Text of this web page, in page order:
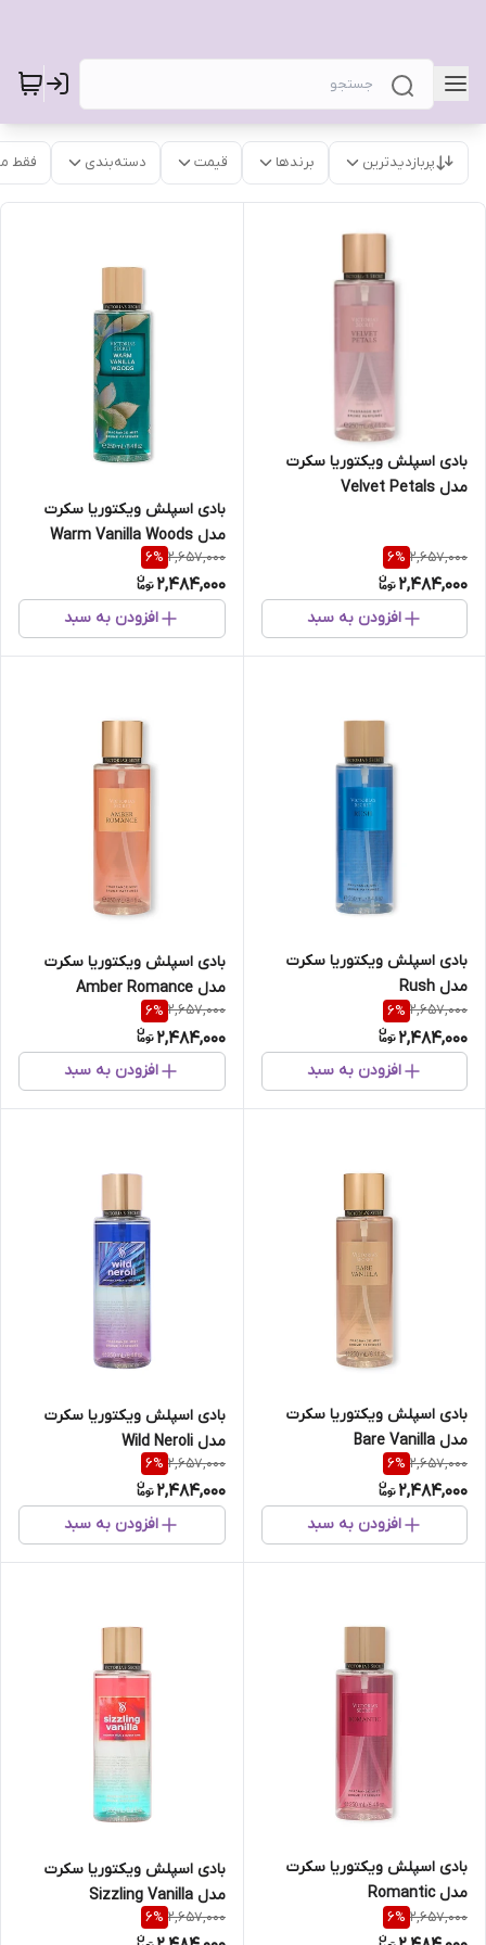
پربازدیدترین برندها قیمت دسته‌بندی فقط
بادی اسپلش ویکتوریا سکرت
مدل Velvet Petals
2,657,000
6%
2,484,000
افزودن به سبد
بادی اسپلش ویکتوریا سکرت
مدل Warm Vanilla Woods
2,657,000
6%
2,484,000
افزودن به سبد
بادی اسپلش ویکتوریا سکرت
مدل Rush
2,657,000
6%
2,484,000
افزودن به سبد
بادی اسپلش ویکتوریا سکرت
مدل Amber Romance
2,657,000
6%
2,484,000
افزودن به سبد
بادی اسپلش ویکتوریا سکرت
مدل Bare Vanilla
2,657,000
6%
2,484,000
افزودن به سبد
بادی اسپلش ویکتوریا سکرت
مدل Wild Neroli
2,657,000
6%
2,484,000
افزودن به سبد
بادی اسپلش ویکتوریا سکرت
مدل Romantic
2,657,000
6%
بادی اسپلش ویکتوریا سکرت
مدل Sizzling Vanilla
2,657,000
6%